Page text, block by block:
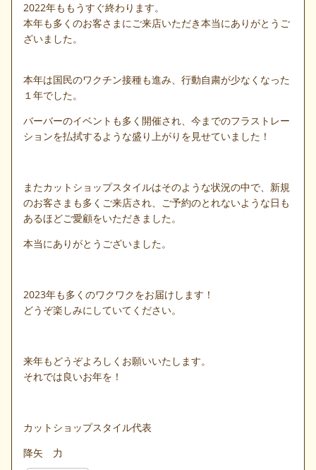
2022年ももうすぐ終わります。
本年も多くのお客さまにご来店いただき本当にありがとうご
ざいました。
本年は国民のワクチン接種も進み、行動自粛が少なくなった
１年でした。
バーバーのイベントも多く開催され、今までのフラストレー
ションを払拭するような盛り上がりを見せていました！
またカットショップスタイルはそのような状況の中で、新規
のお客さまも多くご来店され、ご予約のとれないような日も
あるほどご愛顧をいただきました。
本当にありがとうございました。
2023年も多くのワクワクをお届けします！
どうぞ楽しみにしていてください。
来年もどうぞよろしくお願いいたします。
それでは良いお年を！
カットショップスタイル代表
降矢 力